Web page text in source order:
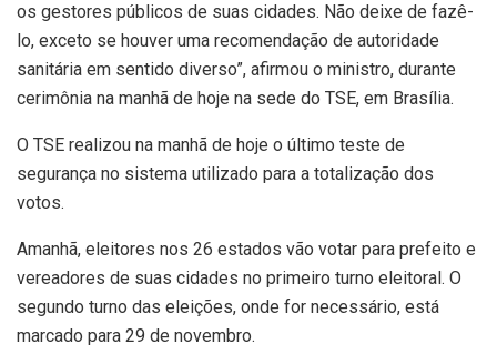
os gestores públicos de suas cidades. Não deixe de fazê-
lo, exceto se houver uma recomendação de autoridade
sanitária em sentido diverso”, afirmou o ministro, durante
cerimônia na manhã de hoje na sede do TSE, em Brasília.
O TSE realizou na manhã de hoje o último teste de
segurança no sistema utilizado para a totalização dos
votos.
Amanhã, eleitores nos 26 estados vão votar para prefeito e
vereadores de suas cidades no primeiro turno eleitoral. O
segundo turno das eleições, onde for necessário, está
marcado para 29 de novembro.